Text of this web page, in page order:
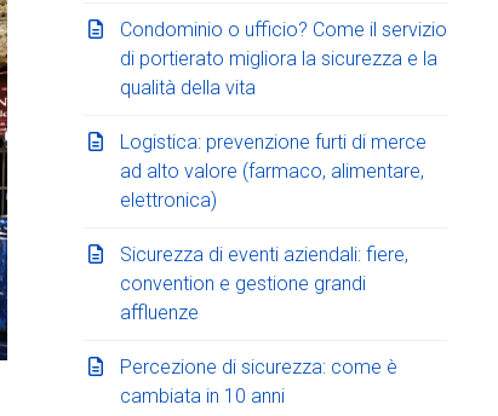
Condominio o ufficio? Come il servizio
di portierato migliora la sicurezza e la
qualità della vita
Logistica: prevenzione furti di merce
ad alto valore (farmaco, alimentare,
elettronica)
Sicurezza di eventi aziendali: fiere,
convention e gestione grandi
affluenze
Percezione di sicurezza: come è
cambiata in 10 anni